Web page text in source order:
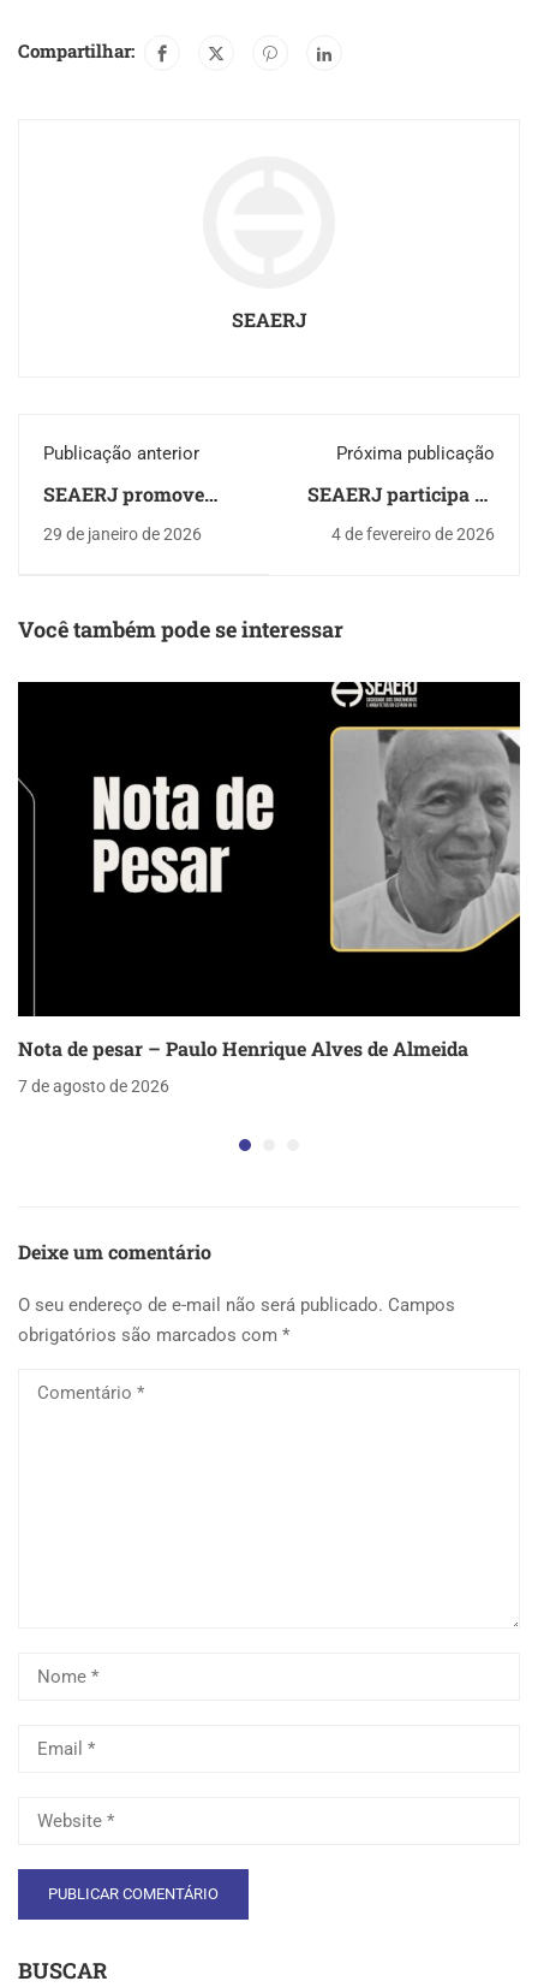
Compartilhar:
SEAERJ
Publicação anterior
SEAERJ promove
Unimed Seguros para
29 de janeiro de 2026
Próxima publicação
SEAERJ participa de
em defesa da
4 de fevereiro de 2026
Você também pode se interessar
Nota de pesar – Paulo Henrique Alves de Almeida
7 de agosto de 2026
Deixe um comentário
O seu endereço de e-mail não será publicado. Campos
obrigatórios são marcados com *
BUSCAR